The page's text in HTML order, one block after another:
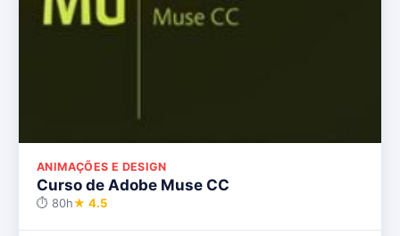
ANIMAÇÕES E DESIGN
Curso de Adobe Muse CC
⏱ 80h★ 4.5